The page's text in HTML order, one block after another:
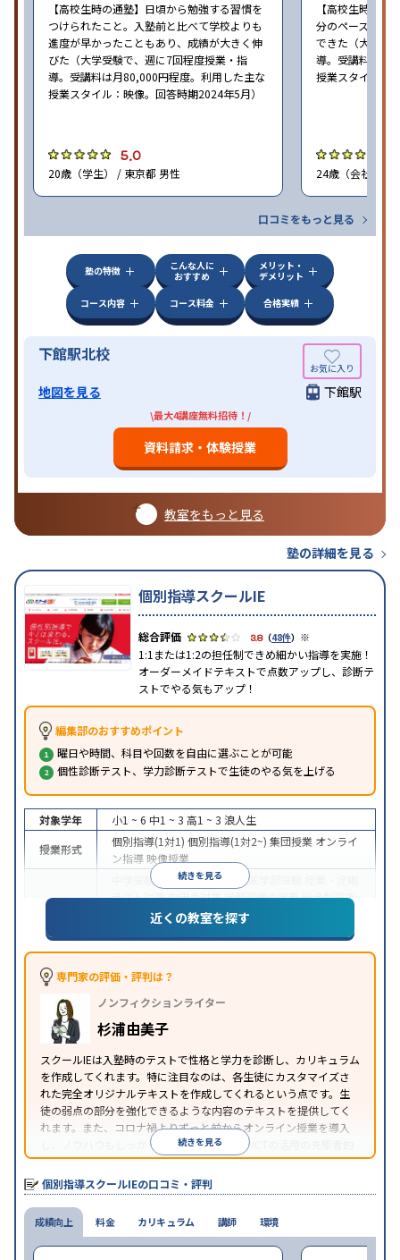
【高校生時の通塾】日頃から勉強する習慣を
つけられたこと。入塾前と比べて学校よりも
進度が早かったこともあり、成績が大きく伸
びた（大学受験で、週に7回程度授業・指
導。受講料は月80,000円程度。利用した主な
授業スタイル：映像。回答時期2024年5月）
5.0
20歳（学生） / 東京都 男性
【高校生時の通
分のペースで進
できた（大学受
導。受講料は月
授業スタイル：
24歳（会社員<
口コミをもっと見る
塾の特徴
こんな人に
おすすめ
メリット・
デメリット
コース内容
コース料金 合格実績
下館駅北校
地図を見る 下館駅
\最大4講座無料招待！/
資料請求・体験授業
教室をもっと見る
塾の詳細を見る
個別指導スクールIE
3.8（48件） ※
1:1または1:2の担任制できめ細かい指導を実施！
オーダーメイドテキストで点数アップし、診断テ
ストでやる気もアップ！
編集部のおすすめポイント
曜日や時間、科目や回数を自由に選ぶことが可能
個性診断テスト、学力診断テストで生徒のやる気を上げる
続きを見る
対象学年 小1 ~ 6 中1 ~ 3 高1 ~ 3 浪人生
授業形式
個別指導(1対1) 個別指導(1対2~) 集団授業 オンライ
ン指導 映像授業
中学受験 高校受験大学受験 医学部受験
テスト対策内申点対策学習習慣の定着総合型選抜
(旧AO)対策 推薦入試対策学校別特化対策
中高一貫校生に対応
可能季節講習のみの受講可
※2023年3月調査。小学校高学年の個別指導塾アンケート調査方法
近くの教室を探す
専門家の評価・評判は？
ノンフィクションライター
杉浦由美子
スクールIEは入塾時のテストで性格と学力を診断し、カリキュラム
を作成してくれます。特に注目なのは、各生徒にカスタマイズさ
れた完全オリジナルテキストを作成してくれるという点です。生
徒の弱点の部分を強化できるような内容のテキストを提供してく
れます。また、コロナ禍よりずっと前からオンライン授業を導入
し、ノウハウもしっかりとしています。AIやICTの活用の先駆者的
な個別指導塾です。
続きを見る
個別指導スクールIEの口コミ・評判
成績向上 料金 カリキュラム 講師 環境